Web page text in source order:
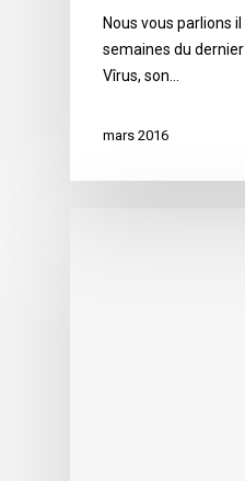
Nous vous parlions
semaines du
Vîrus, son…
mars 2016